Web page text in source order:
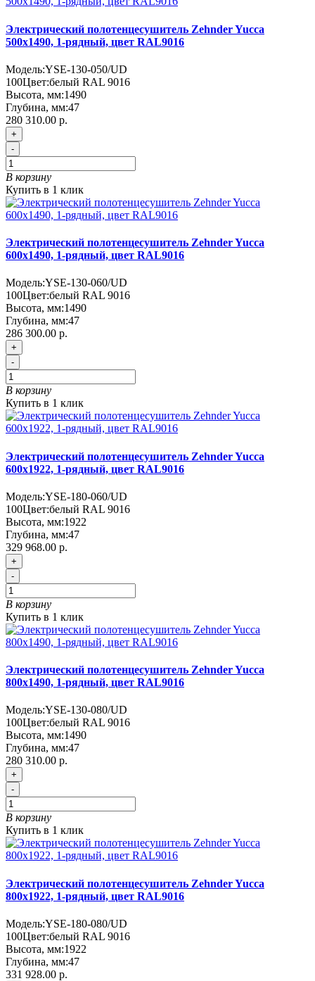
Электрический полотенцесушитель Zehnder Yucca
500х1490, 1-рядный, цвет RAL9016
Модель:YSE-130-050/UD
100Цвет:белый RAL 9016
Высота, мм:1490
Глубина, мм:47
280 310.00 р.
+
-
В корзину
Купить в 1 клик
Электрический полотенцесушитель Zehnder Yucca
600х1490, 1-рядный, цвет RAL9016
Модель:YSE-130-060/UD
100Цвет:белый RAL 9016
Высота, мм:1490
Глубина, мм:47
286 300.00 р.
+
-
В корзину
Купить в 1 клик
Электрический полотенцесушитель Zehnder Yucca
600х1922, 1-рядный, цвет RAL9016
Модель:YSE-180-060/UD
100Цвет:белый RAL 9016
Высота, мм:1922
Глубина, мм:47
329 968.00 р.
+
-
В корзину
Купить в 1 клик
Электрический полотенцесушитель Zehnder Yucca
800х1490, 1-рядный, цвет RAL9016
Модель:YSE-130-080/UD
100Цвет:белый RAL 9016
Высота, мм:1490
Глубина, мм:47
280 310.00 р.
+
-
В корзину
Купить в 1 клик
Электрический полотенцесушитель Zehnder Yucca
800х1922, 1-рядный, цвет RAL9016
Модель:YSE-180-080/UD
100Цвет:белый RAL 9016
Высота, мм:1922
Глубина, мм:47
331 928.00 р.